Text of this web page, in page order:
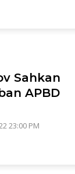
Sahkan
APBD
23:00 PM